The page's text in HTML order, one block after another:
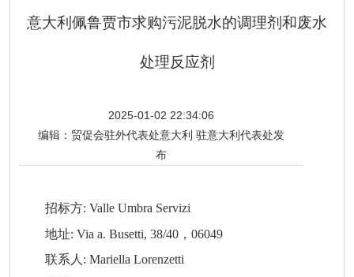
意大利佩鲁贾市求购污泥脱水的调理剂和废水
处理反应剂
2025-01-02 22:34:06
编辑： 贸促会驻外代表处意大利 驻意大利代表处发
布
招标方: Valle Umbra Servizi
地址: Via a. Busetti, 38/40，06049
联系人: Mariella Lorenzetti